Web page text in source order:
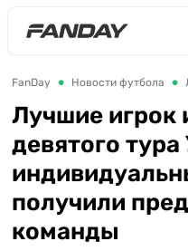
Англия
Испания
Германия
Италия
Франция
Украина
FanDay Новости футбола
Лучшие игрок
девятого
получили
команды